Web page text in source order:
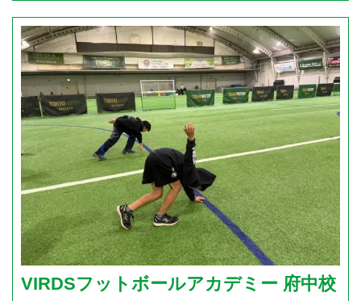
VIRDSフットボールアカデミー 府中校